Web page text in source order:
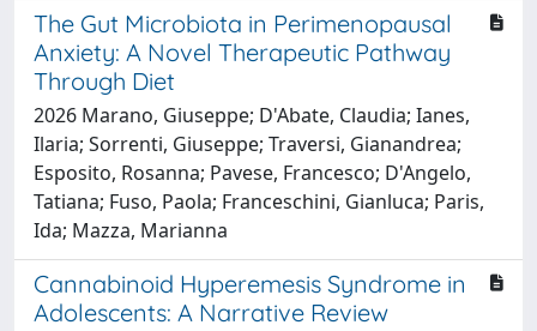
The Gut Microbiota in Perimenopausal
Anxiety: A Novel Therapeutic Pathway
Through Diet
2026 Marano, Giuseppe; D'Abate, Claudia; Ianes,
Ilaria; Sorrenti, Giuseppe; Traversi, Gianandrea;
Esposito, Rosanna; Pavese, Francesco; D'Angelo,
Tatiana; Fuso, Paola; Franceschini, Gianluca; Paris,
Ida; Mazza, Marianna
Cannabinoid Hyperemesis Syndrome in
Adolescents: A Narrative Review